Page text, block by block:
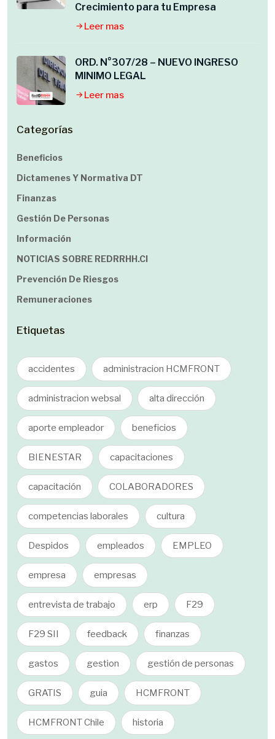
Crecimiento para tu Empresa
Leer mas
ORD. N°307/28 – NUEVO INGRESO
MINIMO LEGAL
Leer mas
Categorías
Beneficios
Dictamenes Y Normativa DT
Finanzas
Gestión De Personas
Información
NOTICIAS SOBRE REDRRHH.cl
Prevención De Riesgos
Remuneraciones
Etiquetas
accidentes administracion HCMFRONT
administracion websal alta dirección
aporte empleador beneficios
BIENESTAR capacitaciones
capacitación COLABORADORES
competencias laborales cultura
Despidos empleados EMPLEO
empresa empresas
entrevista de trabajo erp F29
F29 SII feedback finanzas
gastos gestion gestión de personas
GRATIS guia HCMFRONT
HCMFRONT Chile historia